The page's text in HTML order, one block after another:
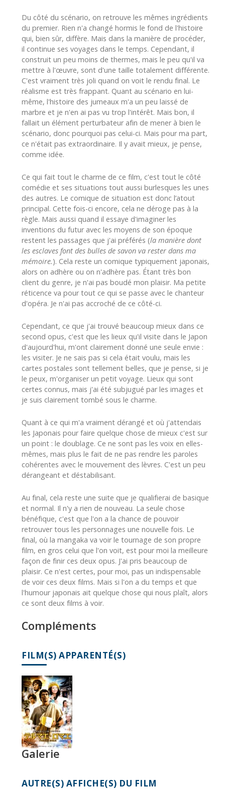
Du côté du scénario, on retrouve les mêmes ingrédients
du premier. Rien n'a changé hormis le fond de l'histoire
qui, bien sûr, diffère. Mais dans la manière de procéder,
il continue ses voyages dans le temps. Cependant, il
construit un peu moins de thermes, mais le peu qu'il va
mettre à l'œuvre, sont d'une taille totalement différente.
C'est vraiment très joli quand on voit le rendu final. Le
réalisme est très frappant. Quant au scénario en lui-
même, l'histoire des jumeaux m'a un peu laissé de
marbre et je n'en ai pas vu trop l'intérêt. Mais bon, il
fallait un élément perturbateur afin de mener à bien le
scénario, donc pourquoi pas celui-ci. Mais pour ma part,
ce n'était pas extraordinaire. Il y avait mieux, je pense,
comme idée.
Ce qui fait tout le charme de ce film, c'est tout le côté
comédie et ses situations tout aussi burlesques les unes
des autres. Le comique de situation est donc l’atout
principal. Cette fois-ci encore, cela ne déroge pas à la
règle. Mais aussi quand il essaye d'imaginer les
inventions du futur avec les moyens de son époque
restent les passages que j'ai préférés (la manière dont
les esclaves font des bulles de savon va rester dans ma
mémoire.). Cela reste un comique typiquement japonais,
alors on adhère ou on n'adhère pas. Étant très bon
client du genre, je n'ai pas boudé mon plaisir. Ma petite
réticence va pour tout ce qui se passe avec le chanteur
d'opéra. Je n'ai pas accroché de ce côté-ci.
Cependant, ce que j'ai trouvé beaucoup mieux dans ce
second opus, c'est que les lieux qu'il visite dans le Japon
d'aujourd'hui, m'ont clairement donné une seule envie :
les visiter. Je ne sais pas si cela était voulu, mais les
cartes postales sont tellement belles, que je pense, si je
le peux, m'organiser un petit voyage. Lieux qui sont
certes connus, mais j'ai été subjugué par les images et
je suis clairement tombé sous le charme.
Quant à ce qui m'a vraiment dérangé et où j'attendais
les Japonais pour faire quelque chose de mieux c'est sur
un point : le doublage. Ce ne sont pas les voix en elles-
mêmes, mais plus le fait de ne pas rendre les paroles
cohérentes avec le mouvement des lèvres. C'est un peu
dérangeant et déstabilisant.
Au final, cela reste une suite que je qualifierai de basique
et normal. Il n'y a rien de nouveau. La seule chose
bénéfique, c'est que l'on a la chance de pouvoir
retrouver tous les personnages une nouvelle fois. Le
final, où la mangaka va voir le tournage de son propre
film, en gros celui que l'on voit, est pour moi la meilleure
façon de finir ces deux opus. J'ai pris beaucoup de
plaisir. Ce n'est certes, pour moi, pas un indispensable
de voir ces deux films. Mais si l'on a du temps et que
l'humour japonais ait quelque chose qui nous plaît, alors
ce sont deux films à voir.
Compléments
FILM(S) APPARENTÉ(S)
Galerie
AUTRE(S) AFFICHE(S) DU FILM